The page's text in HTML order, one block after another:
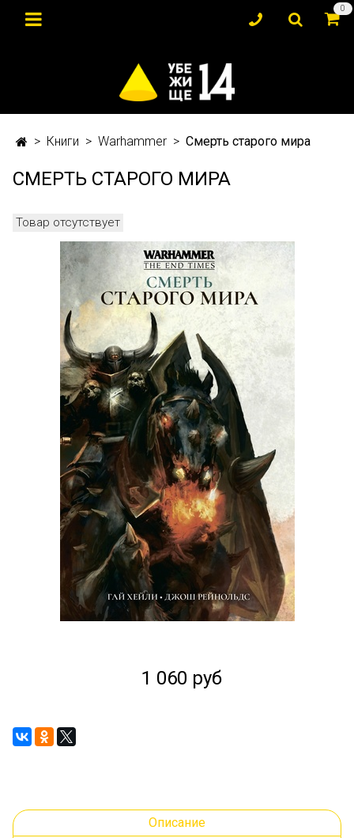
0
Книги Warhammer Смерть старого мира
СМЕРТЬ СТАРОГО МИРА
Товар отсутствует
1 060 руб
Описание